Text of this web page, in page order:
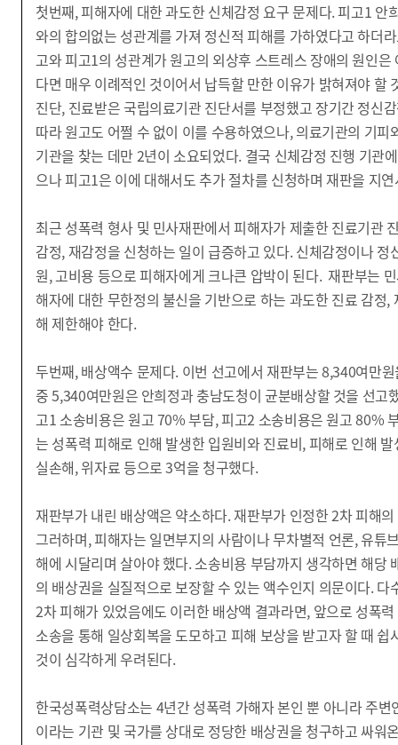
첫번째, 피해자에 대한 과도한 신체감정 요구 문제다. 피고1 안
와의 합의없는 성관계를 가져 정신적 피해를 가하였다고 하더
고와 피고1의 성관계가 원고의 외상후 스트레스 장애의 원인은
다면 매우 이례적인 것이어서 납득할 만한 이유가 밝혀져야 할
진단, 진료받은 국립의료기관 진단서를 부정했고 장기간 정신
따라 원고도 어쩔 수 없이 이를 수용하였으나, 의료기관의 기
기관을 찾는 데만 2년이 소요되었다. 결국 신체감정 진행 기관
으나 피고1은 이에 대해서도 추가 절차를 신청하며 재판을 지
최근 성폭력 형사 및 민사재판에서 피해자가 제출한 진료기관
감정, 재감정을 신청하는 일이 급증하고 있다. 신체감정이나
원, 고비용 등으로 피해자에게 크나큰 압박이 된다. 재판부는
해자에 대한 무한정의 불신을 기반으로 하는 과도한 진료 감정,
해 제한해야 한다.
두번째, 배상액수 문제다. 이번 선고에서 재판부는 8,340여만
중 5,340여만원은 안희정과 충남도청이 균분배상할 것을 선고
고1 소송비용은 원고 70% 부담, 피고2 소송비용은 원고 80%
는 성폭력 피해로 인해 발생한 입원비와 진료비, 피해로 인해
실손해, 위자료 등으로 3억을 청구했다.
재판부가 내린 배상액은 약소하다. 재판부가 인정한 2차 피해
그러하며, 피해자는 일면부지의 사람이나 무차별적 언론, 유튜
해에 시달리며 살아야 했다. 소송비용 부담까지 생각하면 해당
의 배상권을 실질적으로 보장할 수 있는 액수인지 의문이다.
2차 피해가 있었음에도 이러한 배상액 결과라면, 앞으로 성폭
소송을 통해 일상회복을 도모하고 피해 보상을 받고자 할 때 쉽
것이 심각하게 우려된다.
한국성폭력상담소는 4년간 성폭력 가해자 본인 뿐 아니라 주
이라는 기관 및 국가를 상대로 정당한 배상권을 청구하고 싸워